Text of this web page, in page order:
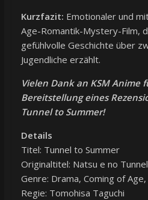
Kurzfazit: Emotionaler und
Age-Romantik-Mystery-Film,
gefühlvolle Geschichte über
Jugendliche erzählt.
Vielen Dank an KSM Anime
Bereitstellung eines
Tunnel to Summer!
Details
Titel: Tunnel to Summer
Originaltitel: Natsu e no
Genre: Drama, Coming of
Regie: Tomohisa Taguchi